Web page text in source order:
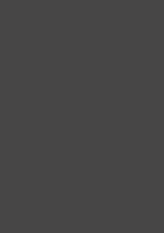
Cristóbal,